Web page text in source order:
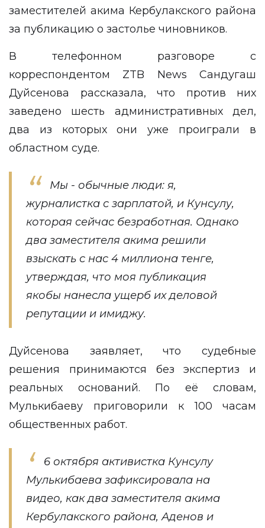
заместителей акима Кербулакского района
за публикацию о застолье чиновников.
В телефонном разговоре с
корреспондентом ZTB NewsСандугаш
Дуйсенова рассказала, что против них
заведено шесть административных дел,
два из которых они уже проиграли в
областном суде.
Мы - обычные люди: я,
журналистка с зарплатой, и Кунсулу,
которая сейчас безработная. Однако
два заместителя акима решили
взыскать с нас 4 миллиона тенге,
утверждая, что моя публикация
якобы нанесла ущерб их деловой
репутации и имиджу.
Дуйсенова заявляет, что судебные
решения принимаются без экспертиз и
реальных оснований. По её словам,
Мулькибаеву приговорили к 100 часам
общественных работ.
6 октября активистка Кунсулу
Мулькибаева зафиксировала на
видео, как два заместителя акима
Кербулакского района, Аденов и